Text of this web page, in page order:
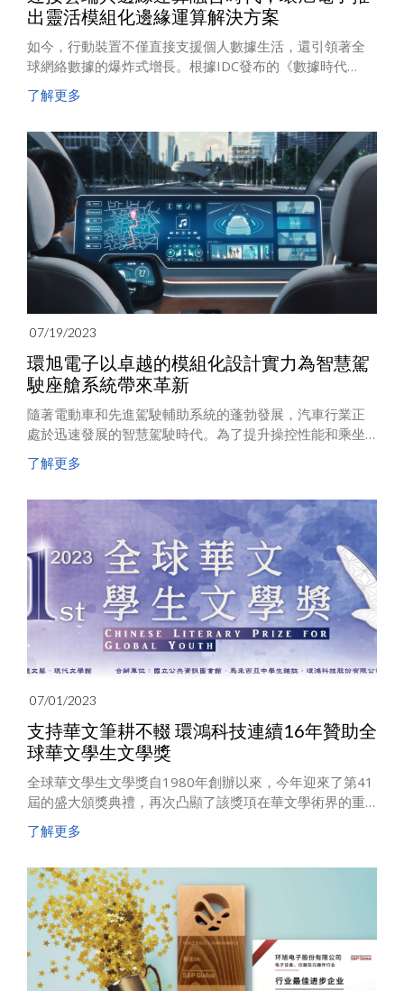
出靈活模組化邊緣運算解決方案
如今，行動裝置不僅直接支援個人數據生活，還引領著全
球網絡數據的爆炸式增長。根據IDC發布的《數據時代
2025》報告，自2018年的33ZB起，全球每年產生的數據
將成長至175ZB，相當於每天產生491EB的數據。然而，
出了嚴峻挑戰。環旭電子（USI，上海證券交易所股票代
碼：601231），作為全球電子設計製造領導廠商，推出了
為應對數據時代挑戰而優化的邊緣運算解決方案。
了解更多
07/19/2023
環旭電子以卓越的模組化設計實力為智慧駕
駛座艙系統帶來革新
隨著電動車和先進駕駛輔助系統的蓬勃發展，汽車行業正
處於迅速發展的智慧駕駛時代。為了提升操控性能和乘坐
體驗，眾多車廠紛紛積極導入嶄新的電子裝置和技術，並
致力於實現更先進的駕駛座艙系統。在這一蓬勃發展的領
正與多家車用SoC方案原廠（TP）攜手合作，憑藉多年深
耕SiP/SoM模組將車用運算模組（Automotive Compute
SiP/SoM Module）進一步微縮，同時確保DDR最高運算速
度，從而協助品牌車廠及Tier1加速智慧駕駛座艙系統的開
了解更多
07/01/2023
支持華文筆耕不輟 環鴻科技連續16年贊助全
球華文學生文學獎
全球華文學生文學獎自1980年創辦以來，今年迎來了第41
屆的盛大頒獎典禮，再次凸顯了該獎項在華文學術界的重
要地位。環旭電子台灣子公司環鴻科技為該獎項的忠實贊
助商，已連續贊助16年。頒獎典禮於7月1日舉行，由環鴻
了解更多